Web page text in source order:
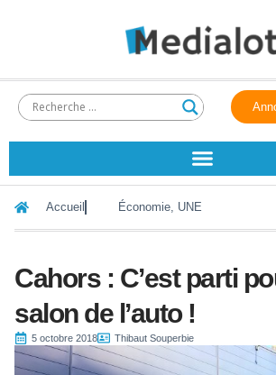
Accueil Économie, UNE
Cahors : C’est parti
salon de l’auto !
5 octobre 2018 Thibaut Souperbie